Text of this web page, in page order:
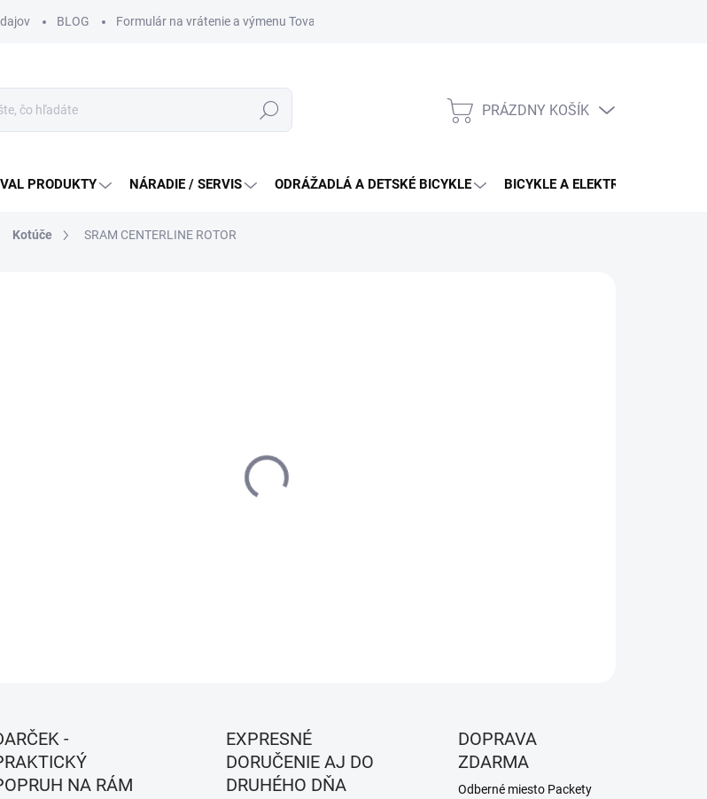
BLOG Formulár na vrátenie a výmenu Tovaru
Hľadať
NÁKUPNÝ
PRÁZDNY KOŠÍK
PRODUKTY NÁRADIE / SERVIS ODRÁŽADLÁ A DETSKÉ BICYKLE BICYKLE A ELEKTRO BICYKLE
Kotúče SRAM CENTERLINE ROTOR
-
NA RÁM
EXPRESNÉ
DORUČENIE AJ DO
DRUHÉHO DŇA
DOPRAVA
ZDARMA
Odberné miesto Packety